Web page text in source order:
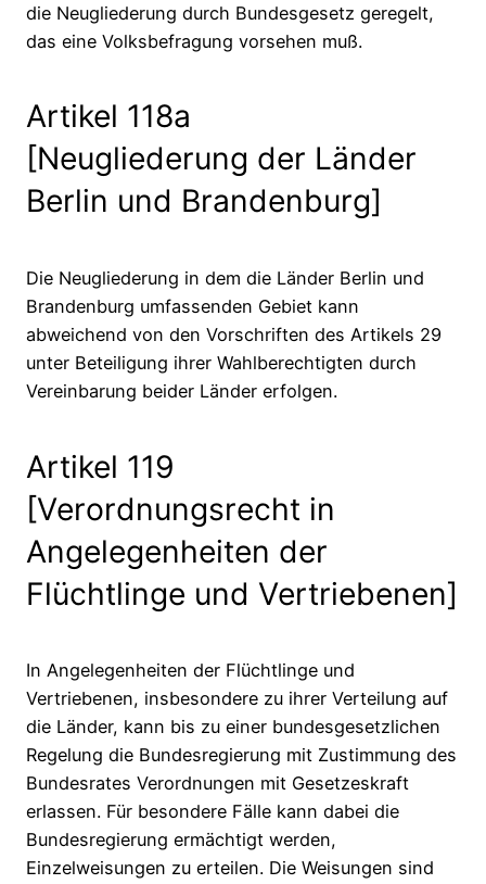
die Neugliederung durch Bundesgesetz geregelt,
das eine Volksbefragung vorsehen muß.
Artikel 118a
[Neugliederung der Länder
Berlin und Brandenburg]
Die Neugliederung in dem die Länder Berlin und
Brandenburg umfassenden Gebiet kann
abweichend von den Vorschriften des Artikels 29
unter Beteiligung ihrer Wahlberechtigten durch
Vereinbarung beider Länder erfolgen.
Artikel 119
[Verordnungsrecht in
Angelegenheiten der
Flüchtlinge und Vertriebenen]
In Angelegenheiten der Flüchtlinge und
Vertriebenen, insbesondere zu ihrer Verteilung auf
die Länder, kann bis zu einer bundesgesetzlichen
Regelung die Bundesregierung mit Zustimmung des
Bundesrates Verordnungen mit Gesetzeskraft
erlassen. Für besondere Fälle kann dabei die
Bundesregierung ermächtigt werden,
Einzelweisungen zu erteilen. Die Weisungen sind